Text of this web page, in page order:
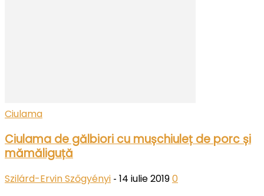
Ciulama
Ciulama de gălbiori cu mușchiuleț de porc și
mămăliguță
Szilárd-Ervin Szőgyényi - 14 iulie 20190